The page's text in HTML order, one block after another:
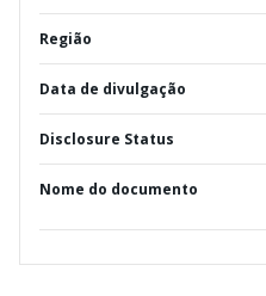
Região
Data de divulgação
Disclosure Status
Nome do documento